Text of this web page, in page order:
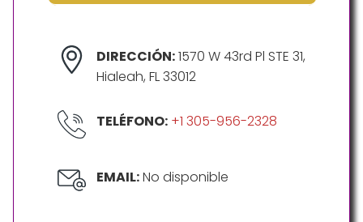
DIRECCIÓN:1570 W 43rd Pl STE 31,
Hialeah, FL 33012
TELÉFONO: +1 305-956-2328
EMAIL:No disponible